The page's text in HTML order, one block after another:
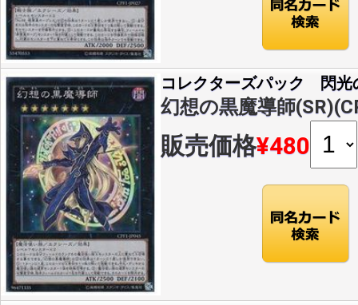
コレクターズパック 閃光
幻想の黒魔導師
販売価格¥480